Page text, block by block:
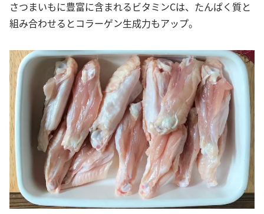
さつまいもに豊富に含まれるビタミンCは、たんぱく質と
組み合わせるとコラーゲン生成力もアップ。